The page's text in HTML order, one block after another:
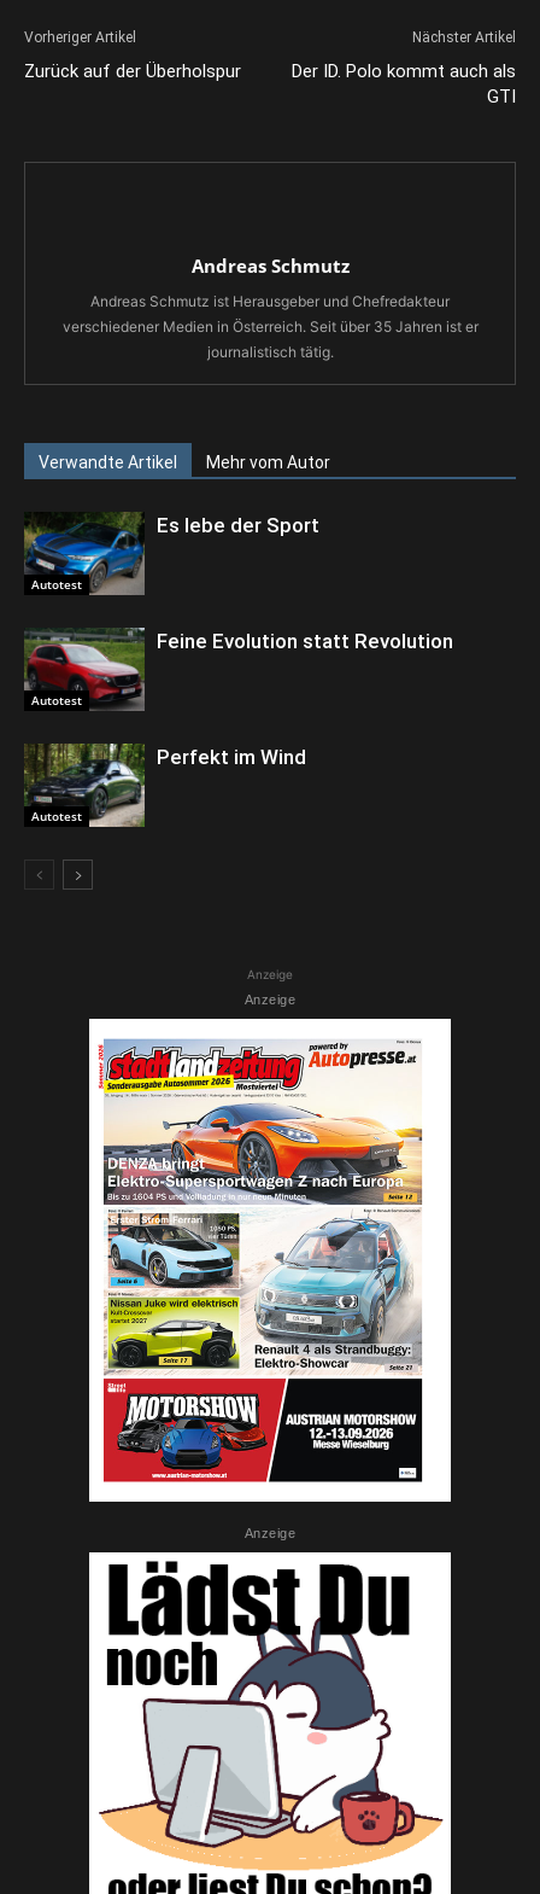
Vorheriger Artikel
Zurück auf der Überholspur
Nächster Artikel
Der ID. Polo kommt auch als
GTI
Andreas Schmutz
Andreas Schmutz ist Herausgeber und Chefredakteur
verschiedener Medien in Österreich. Seit über 35 Jahren ist er
journalistisch tätig.
Verwandte Artikel Mehr vom Autor
Autotest
Es lebe der Sport
Autotest
Feine Evolution statt Revolution
Autotest
Perfekt im Wind
Anzeige
Anzeige
Anzeige